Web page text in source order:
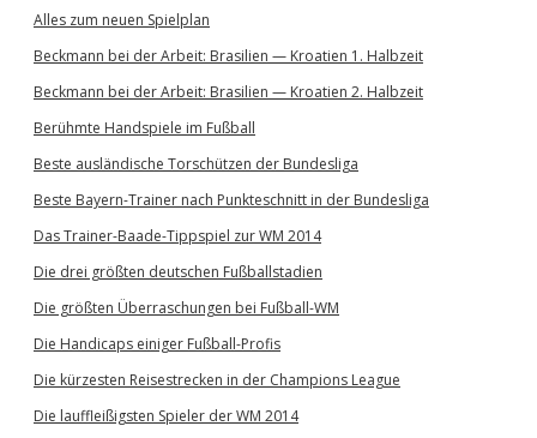
Alles zum neuen Spielplan
Beckmann bei der Arbeit: Brasilien — Kroatien 1. Halbzeit
Beckmann bei der Arbeit: Brasilien — Kroatien 2. Halbzeit
Berühmte Handspiele im Fußball
Beste ausländische Torschützen der Bundesliga
Beste Bayern-Trainer nach Punkteschnitt in der Bundesliga
Das Trainer-Baade-Tippspiel zur WM 2014
Die drei größten deutschen Fußballstadien
Die größten Überraschungen bei Fußball-WM
Die Handicaps einiger Fußball-Profis
Die kürzesten Reisestrecken in der Champions League
Die lauffleißigsten Spieler der WM 2014